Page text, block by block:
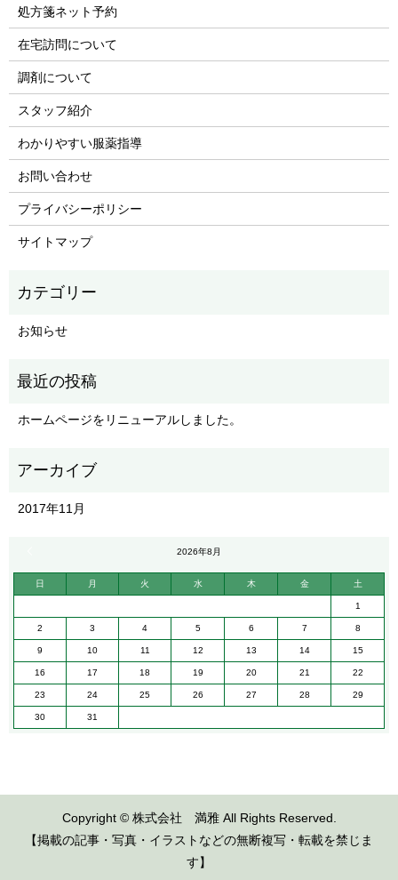
処方箋ネット予約
在宅訪問について
調剤について
スタッフ紹介
わかりやすい服薬指導
お問い合わせ
プライバシーポリシー
サイトマップ
お知らせ
ホームページをリニューアルしました。
2017年11月
2026年8月
日 月 火 水 木 金 土
1
2 3 4 5 6 7 8
9 10 11 12 13 14 15
16 17 18 19 20 21 22
23 24 25 26 27 28 29
30 31
Copyright © 株式会社 満雅 All Rights Reserved.
【掲載の記事・写真・イラストなどの無断複写・転載を禁じま
す】